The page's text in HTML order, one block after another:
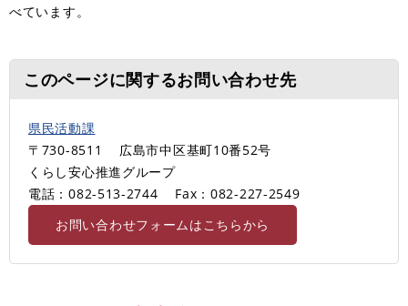
べています。
このページに関するお問い合わせ先
県民活動課
〒730-8511
広島市中区基町10番52号
くらし安心推進グループ
電話：082-513-2744
Fax：082-227-2549
お問い合わせフォームはこちらから